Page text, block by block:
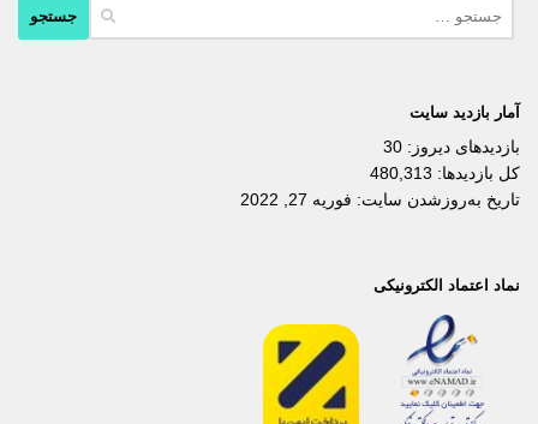
آمار بازدید سایت
بازدیدهای دیروز: 30
کل بازدیدها: 480,313
تاریخ به‌روزشدن سایت: فوریه 27, 2022
نماد اعتماد الکترونیکی